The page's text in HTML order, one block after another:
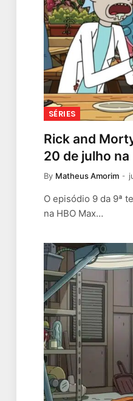
SÉRIES
Rick and
20 de julho na
By Matheus Amorim
O episódio 9 da 9ª
na HBO Max…